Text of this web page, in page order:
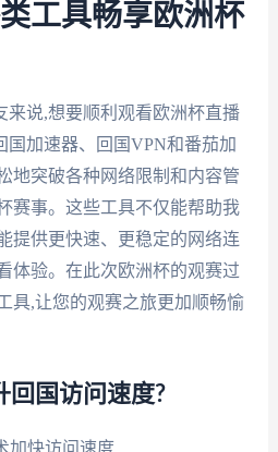
工具畅享欧洲杯
来说,想要顺利观看欧洲杯直播
国加速器、回国VPN和番茄加
地突破各种网络限制和内容管
赛事。这些工具不仅能帮助我
提供更快速、更稳定的网络连
体验。在此次欧洲杯的观赛过
具,让您的观赛之旅更加顺畅愉
回国访问速度?
加快访问速度